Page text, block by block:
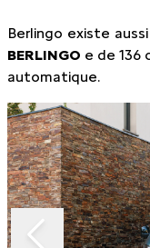
Berlingo existe
BERLINGO e de 136
automatique.
Slide 1 of 2